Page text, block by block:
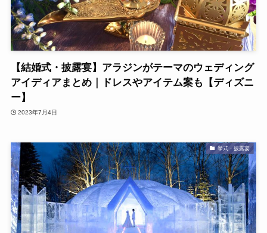
【結婚式・披露宴】アラジンがテーマのウェディング
アイディアまとめ｜ドレスやアイテム案も【ディズニ
ー】
2023年7月4日
挙式・披露宴